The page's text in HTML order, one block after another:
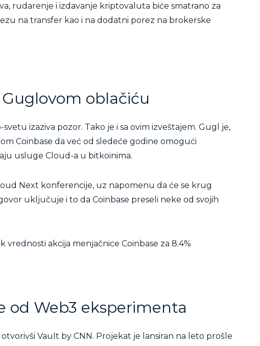
rudarenje i izdavanje kriptovaluta biće smatrano za
na transfer kao i na dodatni porez na brokerske
oblačiću
izaziva pozor. Tako je i sa ovim izveštajem. Gugl je,
Coinbase da već od sledeće godine omogući
usluge Cloud-a u bitkoinima.
Next konferencije, uz napomenu da će se krug
uključuje i to da Coinbase preseli neke od svojih
vrednosti akcija menjačnice Coinbase za 8.4%
od Web3 eksperimenta
Vault by CNN. Projekat je lansiran na leto prošle